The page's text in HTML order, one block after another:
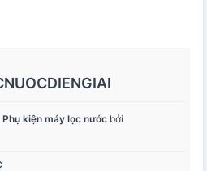
Phụ kiện máy lọc nước bởi